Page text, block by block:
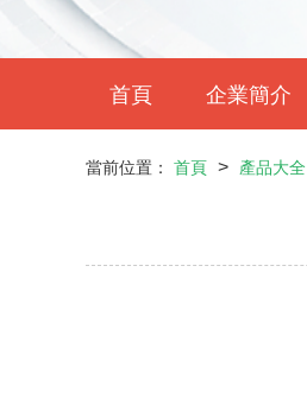
首頁 企業簡介
當前位置： 首頁 > 產品大全